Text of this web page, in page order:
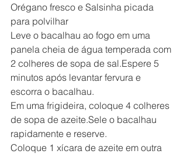
Orégano fresco e Salsinha picada
para polvilhar
Leve o bacalhau ao fogo em uma
panela cheia de água temperada com
2 colheres de sopa de sal.Espere 5
minutos após levantar fervura e
escorra o bacalhau.
Em uma frigideira, coloque 4 colheres
de sopa de azeite.Sele o bacalhau
rapidamente e reserve.
Coloque 1 xícara de azeite em outra